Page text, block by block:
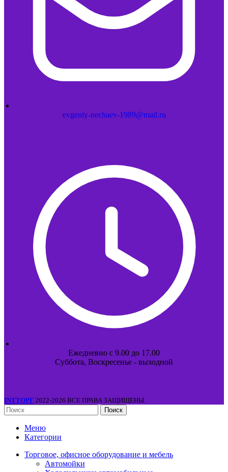
evgeniy-nechaev-1989@mail.ru
Ежедневно с 9.00 до 17.00
Суббота, Воскресенье - выходной
INTТОРГ 2022-2026 ВСЕ ПРАВА ЗАЩИЩЕНЫ.
Поиск
Меню
Категории
Торговое, офисное оборудование и мебель
Автомойки